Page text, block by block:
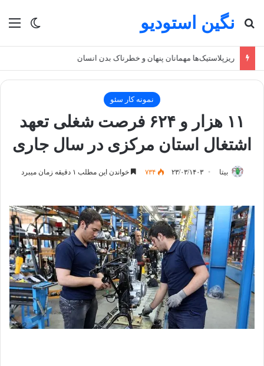
تغییر نگین استودیو
جستجو برای
ریزپلاستیک‌ها مهمانان پنهان و خطرناک بدن انسان
نمونه کار سئو
۱۱ هزار و ۶۲۴ فرصت شغلی تعهد
اشتغال استان مرکزی در سال جاری
بیتا ۲۳/۰۳/۱۴۰۳ ۷۳۴ خواندن این مطلب ۱ دقیقه زمان میبرد